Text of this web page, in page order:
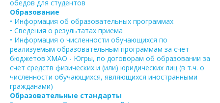
обедов для студентов
Образование
• Информация об образовательных программах
• Сведения о результатах приема
• Информация о численности обучающихся по
реализуемым образовательным программам за счет
бюджетов ХМАО - Югры, по договорам об образовании за
счет средств физических и (или) юридических лиц (в т.ч. о
численности обучающихся, являющихся иностранными
гражданами)
Образовательные стандарты